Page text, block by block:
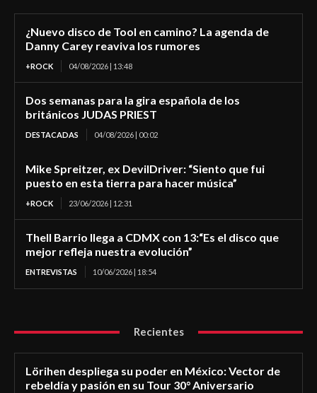
¿Nuevo disco de Tool en camino? La agenda de
Danny Carey reaviva los rumores
+ROCK 04/08/2026 | 13:48
Dos semanas para la gira española de los
británicos JUDAS PRIEST
DESTACADAS 04/08/2026 | 00:02
Mike Spreitzer, ex DevilDriver: “Siento que fui
puesto en esta tierra para hacer música”
+ROCK 23/06/2026 | 12:31
Thell Barrio llega a CDMX con 13:“Es el disco que
mejor refleja nuestra evolución”
ENTREVISTAS 10/06/2026 | 18:54
Recientes
Lörihen despliega su poder en México: Vector de
rebeldía y pasión en su Tour 30° Aniversario